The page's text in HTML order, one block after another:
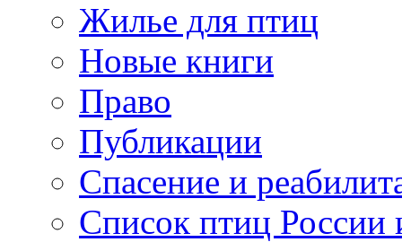
Жилье для птиц
Новые книги
Право
Публикации
Спасение и
Список птиц России